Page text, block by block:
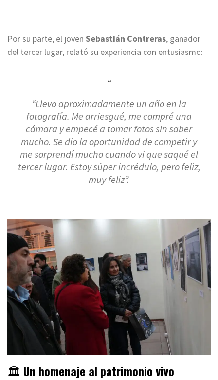
Por su parte, el joven Sebastián Contreras, ganador
del tercer lugar, relató su experiencia con entusiasmo:
“Llevo aproximadamente un año en la
fotografía. Me arriesgué, me compré una
cámara y empecé a tomar fotos sin saber
mucho. Se dio la oportunidad de competir y
me sorprendí mucho cuando vi que saqué el
tercer lugar. Estoy súper incrédulo, pero feliz,
muy feliz”.
🏛️ Un homenaje al patrimonio vivo